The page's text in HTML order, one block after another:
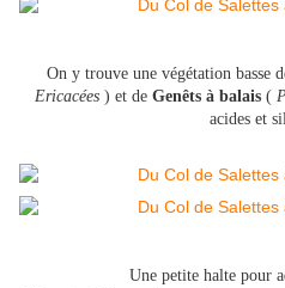
On y trouve une végétation basse
Ericacées) et de Genêts à balais(
acides et
Une petite halte pour